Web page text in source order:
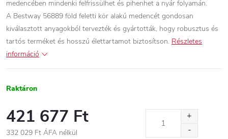
medencében mindenki felfrissülhet és pihenhet a nyár folyamán.
A Bestway 56889 föld feletti kör alakú medencét gondosan
kiválasztott anyagokból tervezték és gyártották, hogy robusztus és
tartós terméket és hosszú élettartamot biztosítson. Részletes
információ
Raktáron
421 677 Ft
332 029 Ft ÁFA nélkül